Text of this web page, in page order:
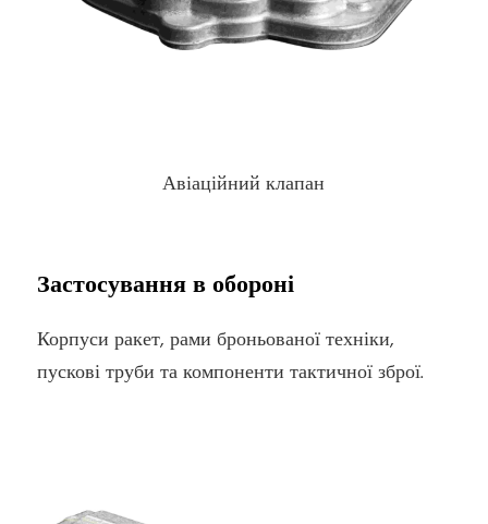
Авіаційний клапан
Застосування в обороні
Корпуси ракет, рами броньованої техніки,
пускові труби та компоненти тактичної зброї.